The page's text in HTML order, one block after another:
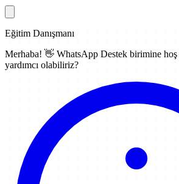
Eğitim Danışmanı
Merhaba! 👋 WhatsApp Destek birimine hoş
yardımcı olabiliriz?